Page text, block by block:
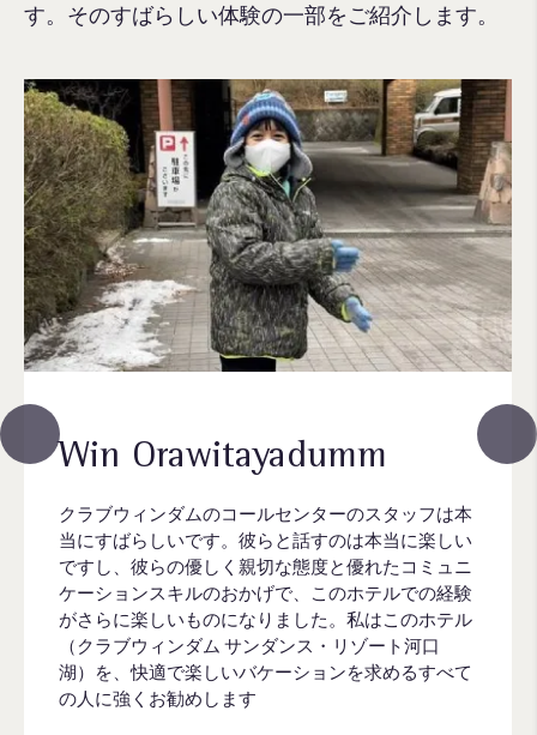
Win Orawitayadumm
クラブウィンダムのコールセンターのスタッフは本
当にすばらしいです。彼らと話すのは本当に楽しい
ですし、彼らの優しく親切な態度と優れたコミュニ
ケーションスキルのおかげで、このホテルでの経験
がさらに楽しいものになりました。私はこのホテル
（クラブウィンダム サンダンス・リゾート河口
湖）を、快適で楽しいバケーションを求めるすべて
の人に強くお勧めします
す。そのすばらしい体験の一部をご紹介します。